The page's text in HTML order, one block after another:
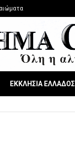
ΕΚΚΛΗΣΙΑ ΕΛΛΑΔΟΣ